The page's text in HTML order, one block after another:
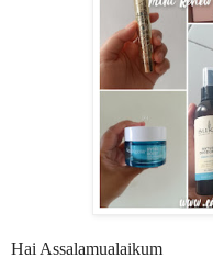
Hai Assalamualaikum